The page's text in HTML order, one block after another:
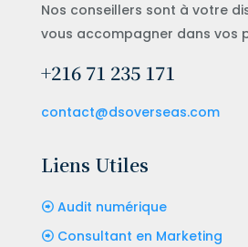
Nos conseillers sont à votre
vous accompagner dans vos
+216 71 235 171
contact@dsoverseas.com
Liens Utiles
Audit numérique
Consultant en Marketing